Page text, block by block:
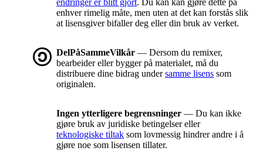
endringer er blitt gjort. Du kan kan gjøre dette på
enhver rimelig måte, men uten at det kan forstås slik
at lisensgiver bifaller deg eller din bruk av verket.
DelPåSammeVilkår — Dersom du remixer,
bearbeider eller bygger på materialet, må du
distribuere dine bidrag undersamme lisens som
originalen.
Ingen ytterligere begrensninger — Du kan ikke
gjøre bruk av juridiske betingelser eller
teknologiske tiltak som lovmessig hindrer andre i å
gjøre noe som lisensen tillater.